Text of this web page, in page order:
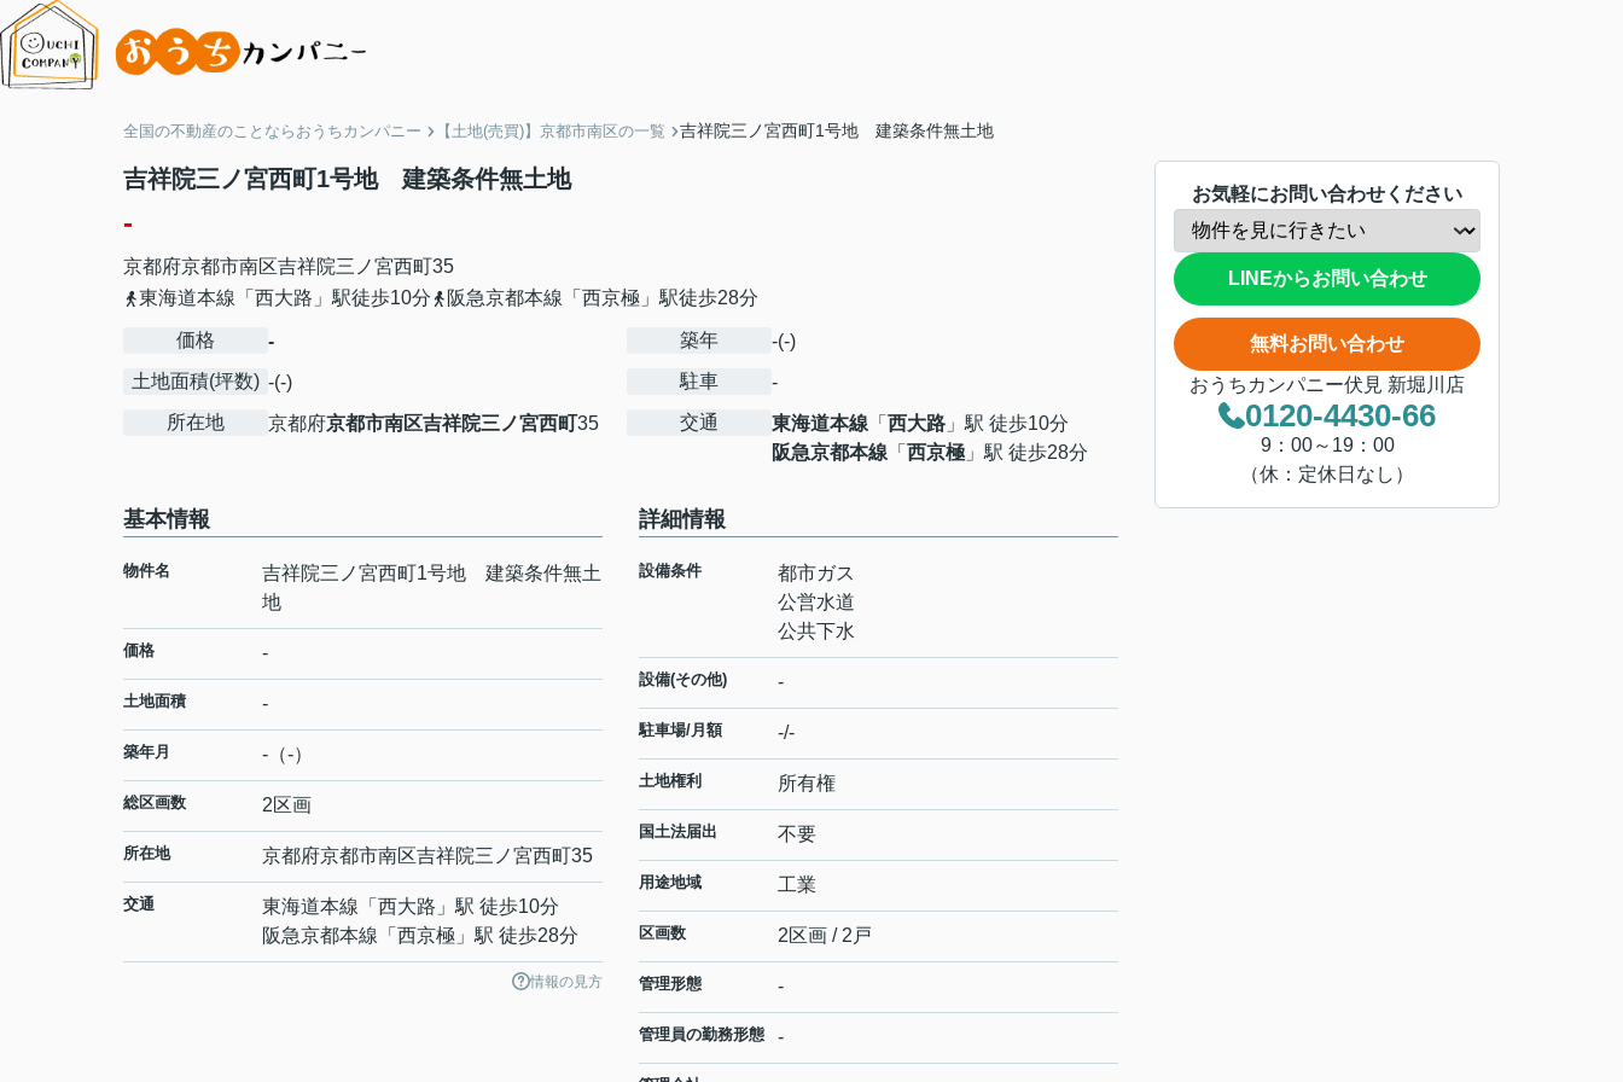
全国の不動産のことならおうちカンパニー 【土地(売買)】京都市南区の一覧 吉祥院三ノ宮西町1号地 建築条件無土地
吉祥院三ノ宮西町1号地 建築条件無土地
-
京都府京都市南区吉祥院三ノ宮西町35
東海道本線「西大路」駅徒歩10分
阪急京都本線「西京極」駅徒歩28分
価格
-
土地面積(坪数) -(-)
所在地
京都府京都市南区吉祥院三ノ宮西町35
築年
-(-)
駐車
-
交通
東海道本線 「 西大路 」駅 徒歩10分
阪急京都本線 「 西京極 」駅 徒歩28分
基本情報
物件名
吉祥院三ノ宮西町1号地 建築条件無土
地
価格 -
土地面積 -
築年月 -（-）
総区画数 2区画
所在地 京都府京都市南区吉祥院三ノ宮西町35
交通 東海道本線 「 西大路 」駅 徒歩10分
阪急京都本線 「 西京極 」駅 徒歩28分
情報の見方
詳細情報
設備条件
都市ガス
公営水道
公共下水
設備(その他) -
駐車場/月額 -/-
土地権利 所有権
国土法届出 不要
用途地域 工業
区画数 2区画 / 2戸
管理形態 -
管理員の勤務形態 -
お気軽にお問い合わせください
LINEからお問い合わせ
無料お問い合わせ
おうちカンパニー伏見 新堀川店
0120-4430-66
9：00～19：00
（休：定休日なし）